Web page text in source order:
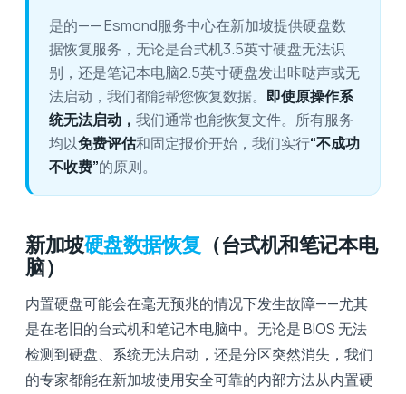
是的—— Esmond服务中心在新加坡提供硬盘数
据恢复服务，无论是台式机3.5英寸硬盘无法识
别，还是笔记本电脑2.5英寸硬盘发出咔哒声或无
法启动，我们都能帮您恢复数据。 即使原操作系
统无法启动， 我们通常也能恢复文件。所有服务
均以免费评估和固定报价开始，我们实行“不成功
不收费”的原则。
新加坡硬盘数据恢复 （台式机和笔记本电
脑）
内置硬盘可能会在毫无预兆的情况下发生故障——尤其
是在老旧的台式机和笔记本电脑中。无论是 BIOS 无法
检测到硬盘、系统无法启动，还是分区突然消失，我们
的专家都能在新加坡使用安全可靠的内部方法从内置硬